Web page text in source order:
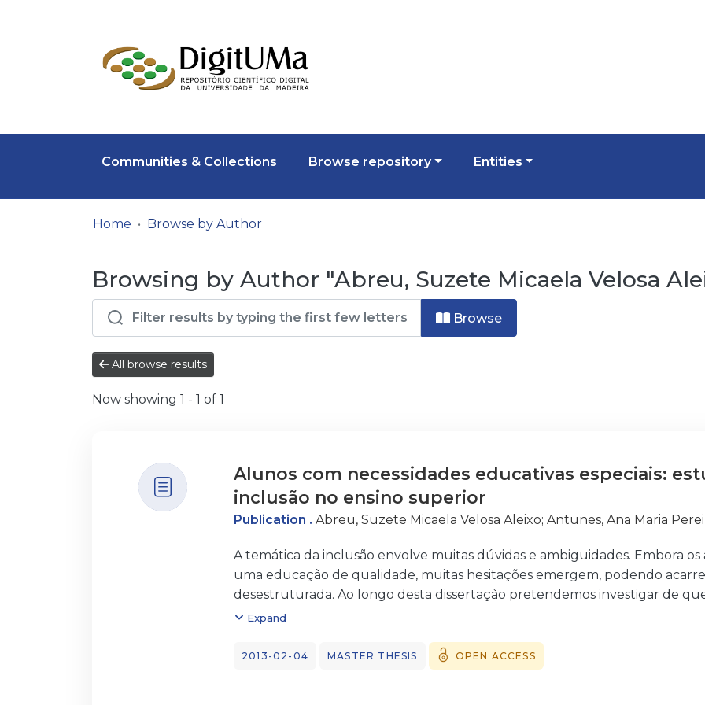
Communities & Collections Browse repository Entities
Home Browse by Author
Browsing by Author "Abreu, Suzete Micaela Velosa
Browse
All browse results
Now showing 1 - 1 of 1
Alunos com necessidades educativas especiais:
inclusão no ensino superior
Publication . Abreu, Suzete Micaela Velosa Aleixo; Antunes, Ana Maria
A temática da inclusão envolve muitas dúvidas e ambiguidades. Embora
uma educação de qualidade, muitas hesitações emergem, podendo
desestruturada. Ao longo desta dissertação pretendemos investigar de
ensino superior, envolvendo uma componente mais teórica e outra mais
Focamos as políticas educativas nos diferentes níveis de ensino: básico,
último nível ao continente europeu e americano, com o propósito de nos
inclusiva noutros países. Destacamos a inclusão superior em Portugal,
Expand
2013-02-04 MASTER THESIS OPEN ACCESS